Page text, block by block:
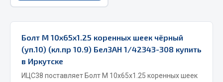
Коробка передач
Коробка передач ZF
Показать ещё
Весь раздел
Болт М 10х65х1.25 коренных шеек чёрный
(уп.10) (кл.пр 10.9) БелЗАН 1/42343-308 купить
в Иркутске
ИЦС38 поставляет Болт М 10х65х1.25 коренных шеек